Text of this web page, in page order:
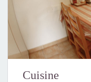
Cuisine